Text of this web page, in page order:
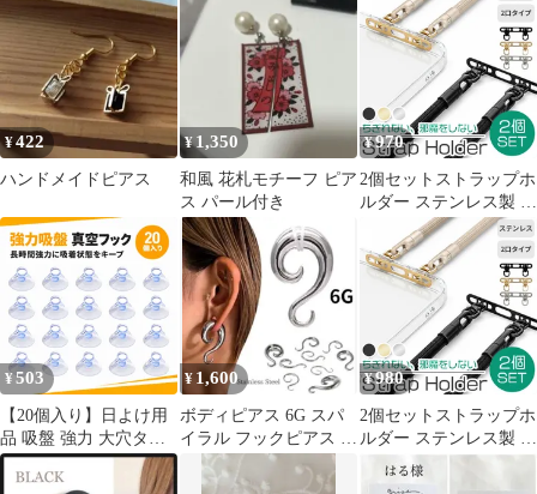
物
¥422
ハンドメイドピアス
¥ 1,350
和風 花札モチーフ ピア
ス パール付き
¥970
2個セットストラップホ
ルダー ステンレス製 ス
マホ 2点吊り ダブルリ
ング 金具 ストラップホ
ール 携帯ストラップ
iPhone 挟む ホルダー
落下防止 リングストラ
ップ ショルダー 肩掛け
紐 フック ハンド ブラ
ック ゴールド シルバー
黒 シート
¥503
【20個入り】日よけ用
品 吸盤 強力 大穴タイ
プ 車用サンシェード固
定 交換用 真空フック
¥ 1,600
ボディピアス 6G スパ
イラル フックピアス ス
テンレスピアス 拡張
¥980
2個セットストラップホ
ルダー ステンレス製 ス
マホ 2点吊り ダブルリ
ング 金具 ストラップホ